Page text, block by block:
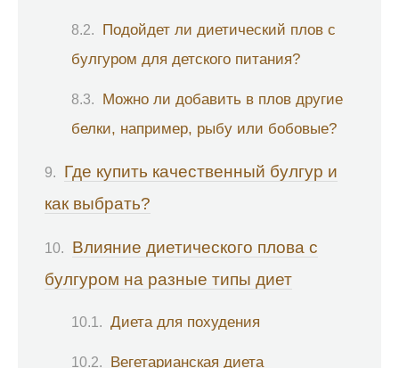
Подойдет ли диетический плов с
булгуром для детского питания?
Можно ли добавить в плов другие
белки, например, рыбу или бобовые?
Где купить качественный булгур и
как выбрать?
Влияние диетического плова с
булгуром на разные типы диет
Диета для похудения
Вегетарианская диета